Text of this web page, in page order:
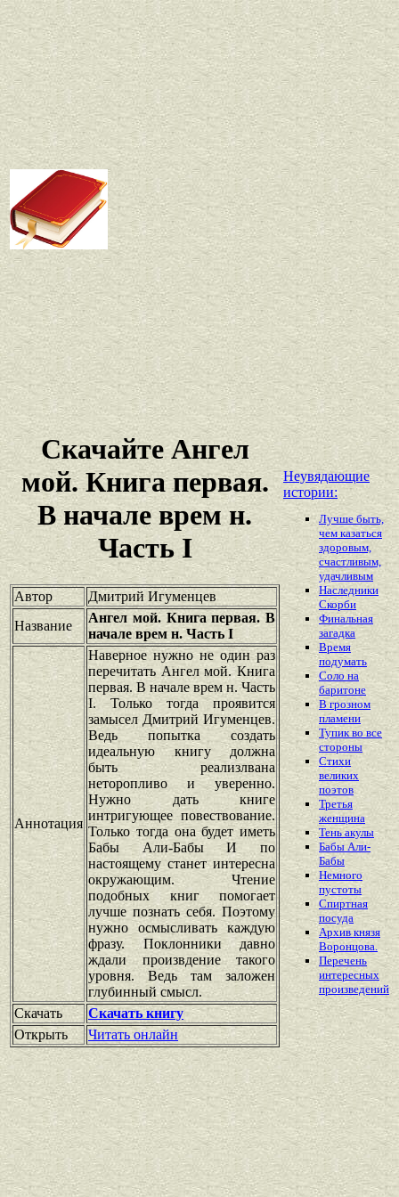
Скачайте Ангел
мой. Книга первая.
В начале врем н.
Часть I
Автор
Дмитрий Игуменцев
Название
Ангел мой. Книга первая. В
начале врем н. Часть I
Аннотация
Наверное нужно не один раз
перечитать Ангел мой. Книга
первая. В начале врем н. Часть
I. Только тогда проявится
замысел Дмитрий Игуменцев.
Ведь попытка создать
идеальную книгу должна
быть реализлвана
неторопливо и уверенно.
Нужно дать книге
интригующее повествование.
Только тогда она будет иметь
Бабы Али-Бабы И по
настоящему станет интересна
окружающим. Чтение
подобных книг помогает
лучше познать себя. Поэтому
нужно осмысливать каждую
фразу. Поклонники давно
ждали произвдение такого
уровня. Ведь там заложен
глубинный смысл.
Скачать
Скачать книгу
Открыть
Читать онлайн
Неувядающие
истории:
Лучше быть,
чем казаться
здоровым,
счастливым,
удачливым
Наследники
Скорби
Финальная
загадка
Время
подумать
Соло на
баритоне
В грозном
пламени
Тупик во все
стороны
Стихи
великих
поэтов
Третья
женщина
Тень акулы
Бабы Али-
Бабы
Немного
пустоты
Спиртная
посуда
Архив князя
Воронцова.
Перечень
интересных
произведений